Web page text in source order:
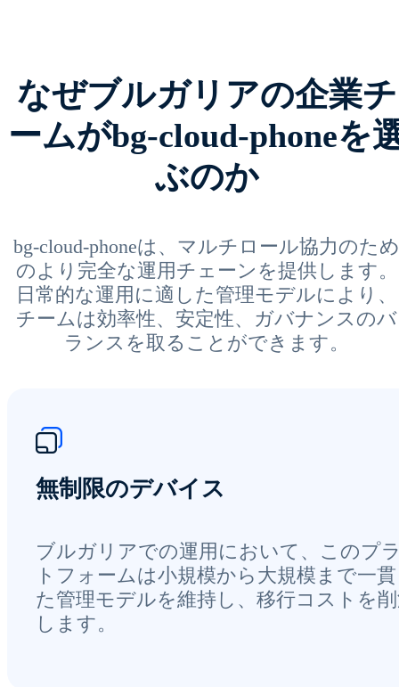
なぜブルガリアの企業チ
ームがbg-cloud-phoneを
ぶのか
bg-cloud-phoneは、マルチロール協力のため
のより完全な運用チェーンを提供します。
日常的な運用に適した管理モデルにより、
チームは効率性、安定性、ガバナンスのバ
ランスを取ることができます。
無制限のデバイス
ブルガリアでの運用において、このプ
トフォームは小規模から大規模まで一
た管理モデルを維持し、移行コストを
します。